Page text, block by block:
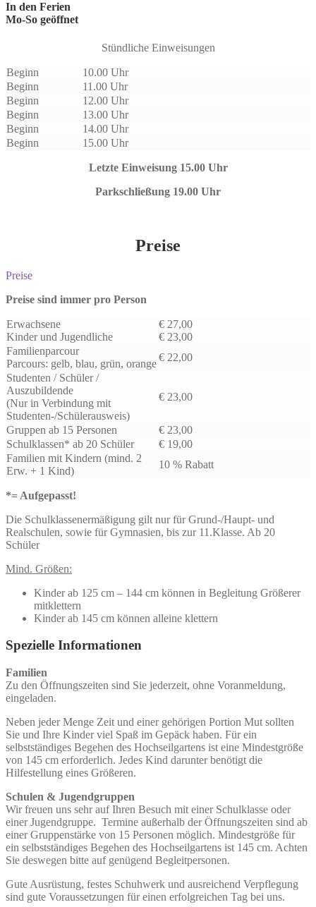
In den Ferien
Mo-So geöffnet
Stündliche Einweisungen
Beginn
10.00 Uhr
Beginn
11.00 Uhr
Beginn
12.00 Uhr
Beginn
13.00 Uhr
Beginn
14.00 Uhr
Beginn
15.00 Uhr
Letzte Einweisung 15.00 Uhr
Parkschließung 19.00 Uhr
Preise
Preise
Preise sind immer pro Person
Erwachsene
Kinder und Jugendliche
€ 27,00
€ 23,00
Familienparcour
Parcours: gelb, blau, grün, orange
€ 22,00
Studenten / Schüler /
Auszubildende
(Nur in Verbindung mit
Studenten-/Schülerausweis)
€ 23,00
Gruppen ab 15 Personen
€ 23,00
Schulklassen* ab 20 Schüler
€ 19,00
Familien mit Kindern (mind. 2
Erw. + 1 Kind)
10 % Rabatt
*= Aufgepasst!
Die Schulklassenermäßigung gilt nur für Grund-/Haupt- und
Realschulen, sowie für Gymnasien, bis zur 11.Klasse. Ab 20
Schüler
Mind. Größen:
Kinder ab 125 cm – 144 cm können in Begleitung Größerer
mitklettern
Kinder ab 145 cm können alleine klettern
Spezielle Informationen
Familien
Zu den Öffnungszeiten sind Sie jederzeit, ohne Voranmeldung,
eingeladen.
Neben jeder Menge Zeit und einer gehörigen Portion Mut sollten
Sie und Ihre Kinder viel Spaß im Gepäck haben. Für ein
selbstständiges Begehen des Hochseilgartens ist eine Mindestgröße
von 145 cm erforderlich. Jedes Kind darunter benötigt die
Hilfestellung eines Größeren.
Schulen & Jugendgruppen
Wir freuen uns sehr auf Ihren Besuch mit einer Schulklasse oder
einer Jugendgruppe. Termine außerhalb der Öffnungszeiten sind ab
einer Gruppenstärke von 15 Personen möglich. Mindestgröße für
ein selbstständiges Begehen des Hochseilgartens ist 145 cm. Achten
Sie deswegen bitte auf genügend Begleitpersonen.
Gute Ausrüstung, festes Schuhwerk und ausreichend Verpflegung
sind gute Voraussetzungen für einen erfolgreichen Tag bei uns.